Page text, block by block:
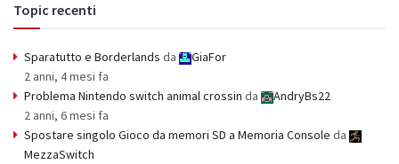
Topic recenti
Sparatutto e Borderlands da
GiaFor
2 anni, 4 mesi fa
Problema Nintendo switch animal crossin da
AndryBs22
2 anni, 6 mesi fa
Spostare singolo Gioco da memori SD a Memoria Console da
MezzaSwitch